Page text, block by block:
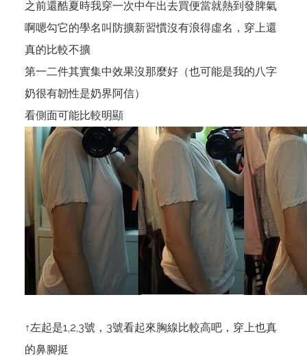
之前還酷夏時我穿一次中午出去買便當就熱到發脾氣
啊嗯勾它的學名叫防擴新習慣沒有浪得虛名，穿上還
真的比較不擴
第一二件其實集中效果沒那麼好（也可能是我的八字
奶很有韌性是奶界阿信）
看側面可能比較明顯
↑左起是1,2,3號，3號看起來胸線比較高吧，穿上也真
的鼻腳挺